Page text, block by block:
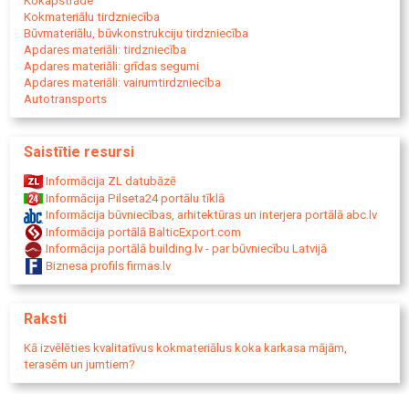
Sijas
Spāres
Koka pārsedzes
Koka karkasa konstrukcijas
Zāģmateriāli koka karkasam
Kokmateriāli jumta konstrukcijām
Jumta kastes
Apdares un interjera materiāli
Dažāda platuma apdares dēļi
Grīdas dēļi
Koka grīdas
Vagondēlis
Vagonka
Pirts apdares dēļi
Lāvas dēļi
Koka apdares materiāli
Kokmateriāli terasēm
Koka sētas
Koka žogi
Sētu koka sagataves
Kokmateriālu tirdzniecība
Būvmateriālu, būvkonstrukciju tirdzniecība
Apdares materiāli: tirdzniecība
Apdares materiāli: grīdas segumi
Apdares materiāli: vairumtirdzniecība
Autotransports
Saistītie resursi
Informācija ZL datubāzē
Informācija Pilseta24 portālu tīklā
Informācija būvniecības, arhitektūras un interjera portālā abc.lv
Informācija portālā BalticExport.com
Informācija portālā building.lv - par būvniecību Latvijā
Biznesa profils firmas.lv
Raksti
Kā izvēlēties kvalitatīvus kokmateriālus koka karkasa mājām,
terasēm un jumtiem?